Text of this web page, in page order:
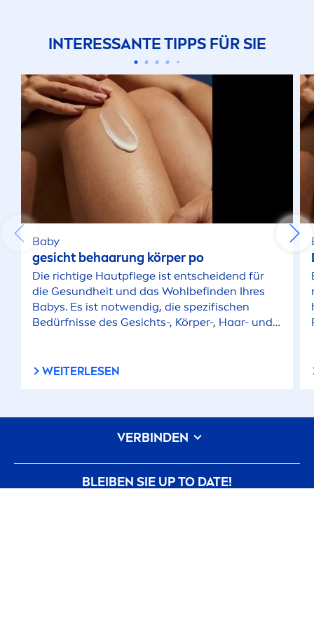
INTERESSANTE TIPPS FÜR SIE
Baby
gesicht behaarung körper po
Die richtige Hautpflege ist entscheidend für
die Gesundheit und das Wohlbefinden Ihres
Babys. Es ist notwendig, die spezifischen
Bedürfnisse des Gesichts-, Körper-, Haar- und
WEITERLESEN
BLEIBEN SIE UP TO DATE!
VERBINDEN